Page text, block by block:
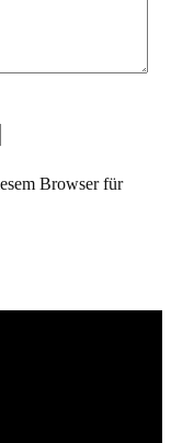
Browser für